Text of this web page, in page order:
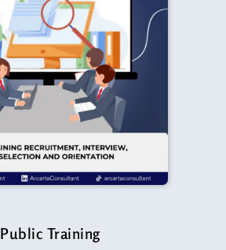
Public Training